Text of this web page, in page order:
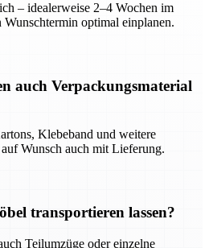
– idealerweise 2–4 Wochen im
optimal einplanen.
auch Verpackungsmaterial
Klebeband und weitere
Wunsch auch mit Lieferung.
transportieren lassen?
Teilumzüge oder einzelne